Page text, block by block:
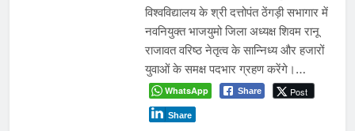
विश्वविद्यालय के श्री दत्तोपंत ठेंगड़ी सभागार में
नवनियुक्त भाजयुमो जिला अध्यक्ष शिवम रानू
राजावत वरिष्ठ नेतृत्व के सान्निध्य और हजारों
युवाओं के समक्ष पदभार ग्रहण करेंगे।…
WhatsApp Share Post
Share